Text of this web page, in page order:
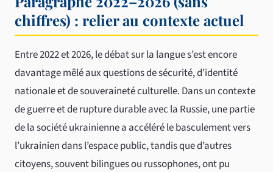
chiffres) : relier au contexte actuel
Entre 2022 et 2026, le débat sur la langue s’est encore
davantage mêlé aux questions de sécurité, d’identité
nationale et de souveraineté culturelle. Dans un contexte
de guerre et de rupture durable avec la Russie, une partie
de la société ukrainienne a accéléré le basculement vers
l’ukrainien dans l’espace public, tandis que d’autres
citoyens, souvent bilingues ou russophones, ont pu